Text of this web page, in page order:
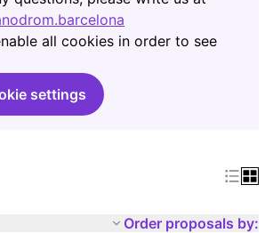
(Opens in new tab)
all cookies in order to see
settings
Order proposals by: